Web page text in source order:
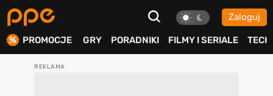
Zaloguj
PROMOCJE GRY PORADNIKI FILMY I SERIALE TECH